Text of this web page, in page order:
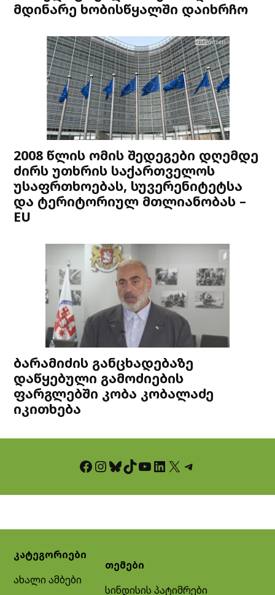
მდინარე ხობისწყალში დაიხრჩო
2008 წლის ომის შედეგები დღემდე
ძირს უთხრის საქართველოს
უსაფრთხოებას, სუვერენიტეტსა
და ტერიტორიულ მთლიანობას –
EU
ბარამიძის განცხადებაზე
დაწყებული გამოძიების
ფარგლებში კობა კობალაძე
იკითხება
Facebook InstagramBluesky TikTok YouTube LinkedIn X Telegram
კატეგორიები
ახალი ამბები
თემები
სინდისის პატიმრები